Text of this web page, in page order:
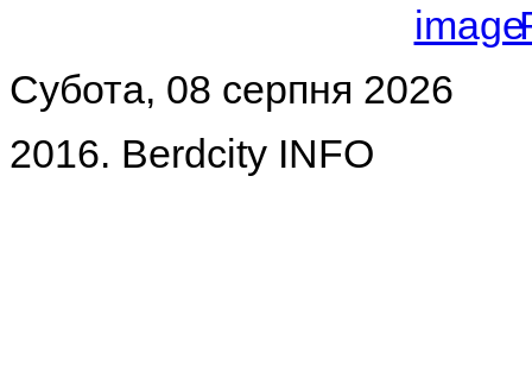
Субота, 08 серпня 2026
2016. Berdcity INFO